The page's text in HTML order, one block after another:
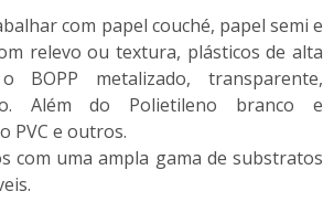
com papel couché, papel semi e
relevo ou textura, plásticos de alta
BOPP metalizado, transparente,
Além do Polietileno branco e
PVC e outros.
com uma ampla gama de substratos